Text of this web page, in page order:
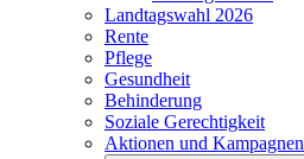
Landtagswahl 2026
Rente
Pflege
Gesundheit
Behinderung
Soziale Gerechtigkeit
Aktionen und Kampagnen